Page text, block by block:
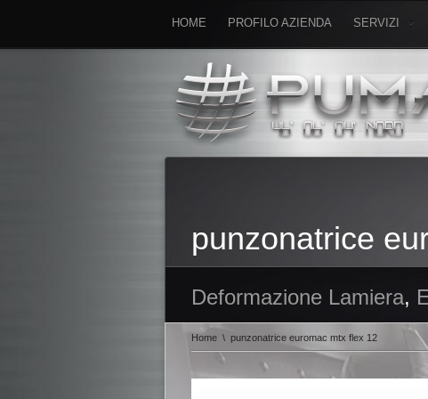
HOME PROFILO AZIENDA SERVIZI
punzonatrice
Deformazione Lamiera,
Home \ punzonatrice euromac mtx flex 12